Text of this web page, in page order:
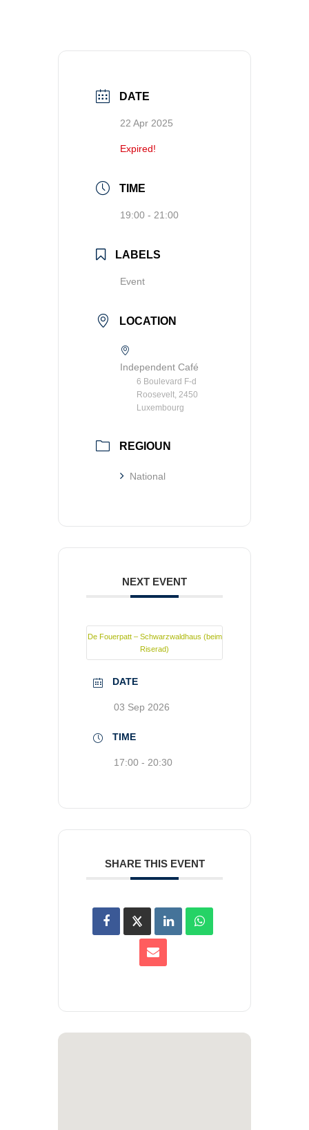
DATE
22 Apr 2025
Expired!
TIME
19:00 - 21:00
LABELS
Event
LOCATION
Independent Café
6 Boulevard F-d
Roosevelt, 2450
Luxembourg
REGIOUN
National
NEXT EVENT
De Fouerpatt – Schwarzwaldhaus (beim
Riserad)
DATE
03 Sep 2026
TIME
17:00 - 20:30
SHARE THIS EVENT